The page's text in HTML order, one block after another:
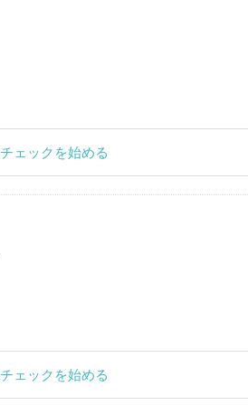
ェックを始める
ェックを始める